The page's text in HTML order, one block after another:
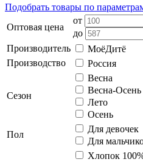
Подобрать товары по
Оптовая цена
от
до
Производитель
МоёДитё
Производство
Россия
Сезон
Весна
Весна-Осень
Лето
Осень
Пол
Для девочек
Для
Хлопок